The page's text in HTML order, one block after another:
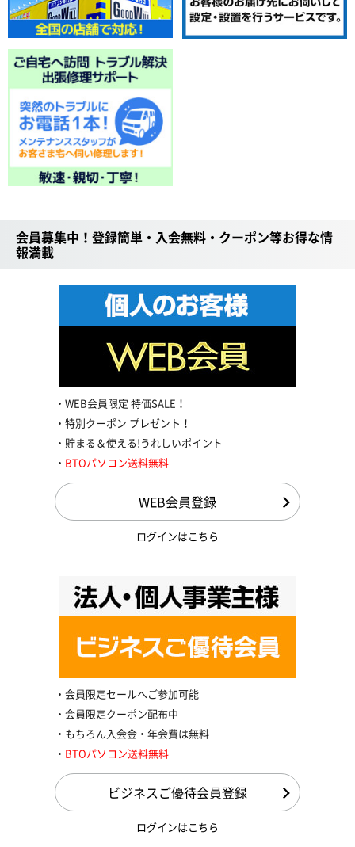
会員募集中！登録簡単・入会無料・クーポン等お得な情
報満載
WEB会員限定 特価SALE！
特別クーポン プレゼント！
貯まる＆使える!うれしいポイント
BTOパソコン送料無料
WEB会員登録
ログインはこちら
会員限定セールへご参加可能
会員限定クーポン配布中
もちろん入会金・年会費は無料
BTOパソコン送料無料
ビジネスご優待会員登録
ログインはこちら